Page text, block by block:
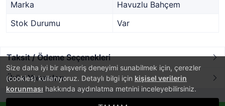
Size daha iyi bir alışveriş deneyimi sunabilmek için, çerezler
(cookies) kullanıyoruz. Detaylı bilgi için kişisel verilerin
korunması hakkında aydınlatma metnini inceleyebilirsiniz.
Marka
Havuzlu Bahçem
Stok Durumu
Var
Taksit / Ödeme Seçenekleri
Ürün Yorumları